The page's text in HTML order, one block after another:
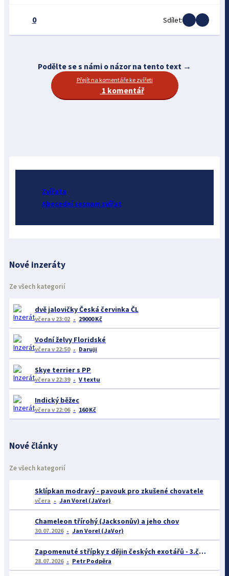
0 Sdílet:
Podělte se s námi o názor na tento text →
Přejít na komentáře ke zvířeti
1 komentář
Zvířata
Abecední seznam zvířat
Nové inzeráty
Ze všech kategorií
dvě jalovičky Česká červinka ČL
včera v 23:02 29000 Kč
Vodní želvy Floridské
včera v 22:50 Daruji
Skye terrier s PP
včera v 22:39 V textu
Indický běžec
včera v 22:06 160 Kč
Nové články
Ze všech kategorií
Sklípkan modravý - pavouk pro zkušené chovatele
včera Jan Vorel (JaVor)
Chameleon třírohý (Jacksonův) a jeho chov
30.07.2026 Jan Vorel (JaVor)
Zapomenuté střípky z dějin českých exotářů - 3.část
28.07.2026 Petr Podpěra